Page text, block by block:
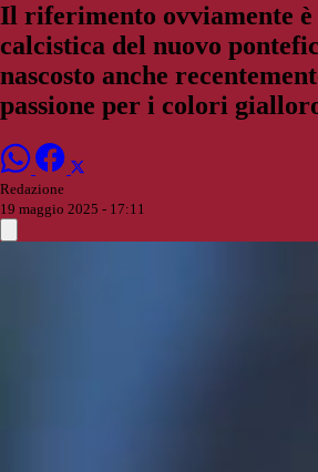
Il riferimento ovviamente è
calcistica del nuovo
nascosto anche
passione per i colori
Redazione
19 maggio 2025 - 17:11